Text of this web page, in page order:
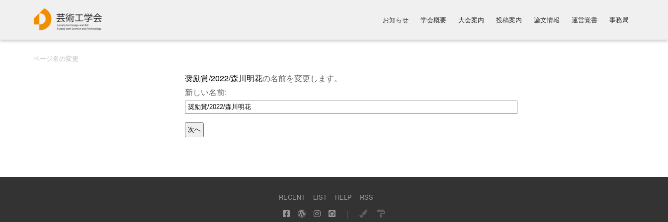
ページ名の変更
お知らせ 学会概要 大会案内 投稿案内 論文情報 運営覚書 事務局
奨励賞/2022/森川明花の名前を変更します。
新しい名前:
RECENT LIST HELP RSS